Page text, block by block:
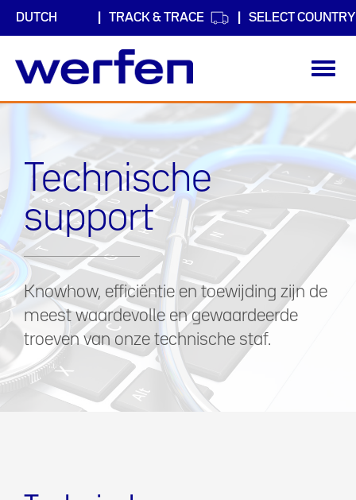
TRACK & TRACE SELECT COUNTRY
inhoud
gaan
Technische
support
Knowhow, efficiëntie en toewijding zijn de
meest waardevolle en gewaardeerde
troeven van onze technische staf.